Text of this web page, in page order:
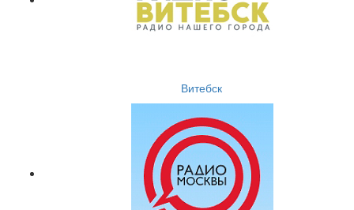
Витебск